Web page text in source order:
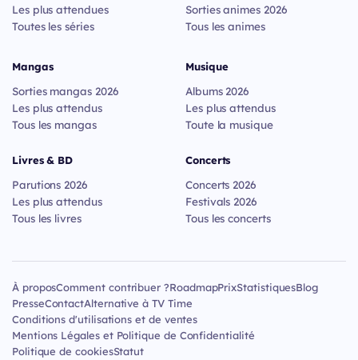
Les plus attendues
Toutes les séries
Sorties animes 2026
Tous les animes
Mangas
Sorties mangas 2026
Les plus attendus
Tous les mangas
Livres & BD
Parutions 2026
Les plus attendus
Tous les livres
Musique
Albums 2026
Les plus attendus
Toute la musique
Concerts
Concerts 2026
Festivals 2026
Tous les concerts
À proposComment contribuer ?RoadmapPrixStatistiquesBlog
PresseContactAlternative à TV Time
Conditions d'utilisations et de ventes
Mentions Légales et Politique de Confidentialité
Politique de cookiesStatut